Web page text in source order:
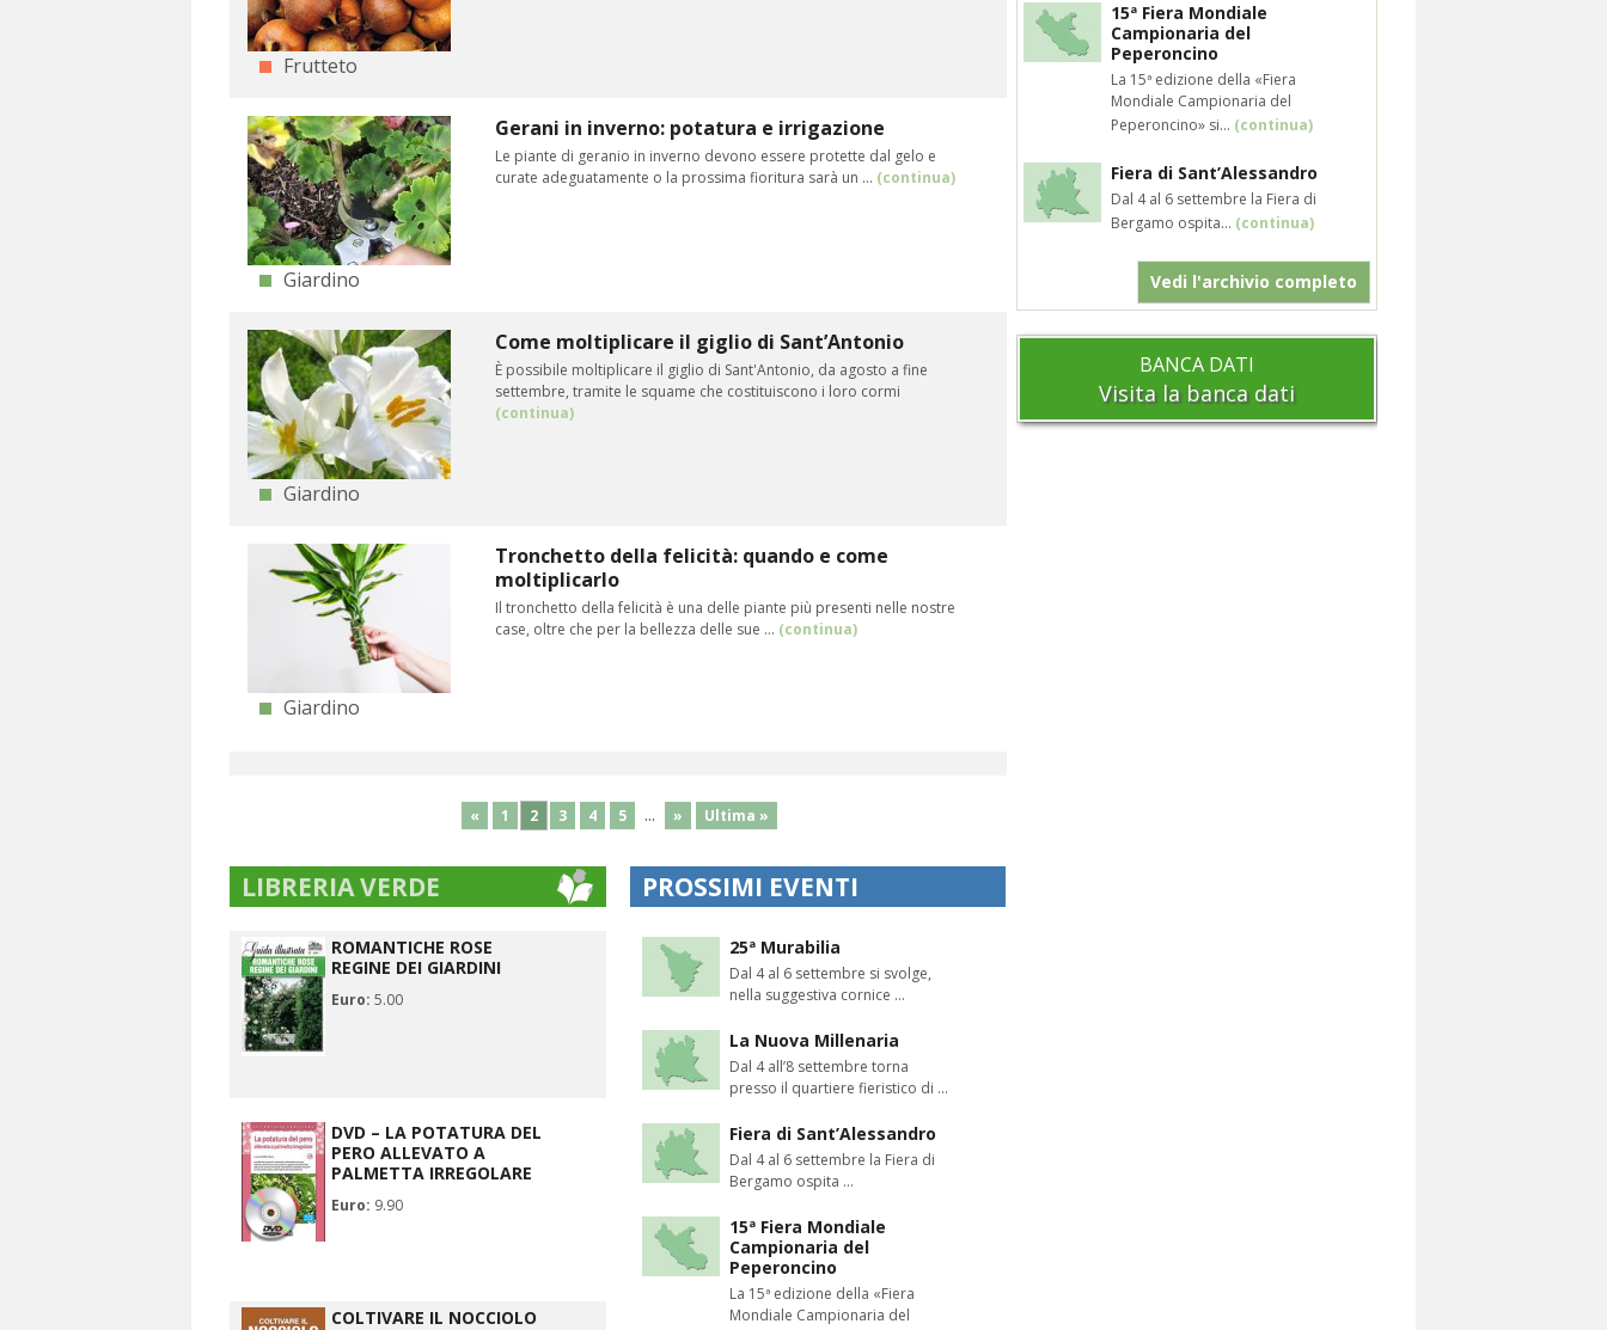
Frutteto
Giardino
Gerani in inverno: potatura e irrigazione
Le piante di geranio in inverno devono essere protette dal gelo e
curate adeguatamente o la prossima fioritura sarà un ... (continua)
Giardino
Come moltiplicare il giglio di Sant’Antonio
È possibile moltiplicare il giglio di Sant'Antonio, da agosto a fine
settembre, tramite le squame che costituiscono i loro cormi
(continua)
Giardino
Tronchetto della felicità: quando e come
moltiplicarlo
Il tronchetto della felicità è una delle piante più presenti nelle nostre
case, oltre che per la bellezza delle sue ... (continua)
« 1 2 3 4 5 ... » Ultima »
LIBRERIA VERDE
ROMANTICHE ROSE
REGINE DEI GIARDINI
Euro: 5.00
DVD – LA POTATURA DEL
PERO ALLEVATO A
PALMETTA IRREGOLARE
Euro: 9.90
COLTIVARE IL NOCCIOLO
PROSSIMI EVENTI
25ª Murabilia
Dal 4 al 6 settembre si svolge,
nella suggestiva cornice ...
La Nuova Millenaria
Dal 4 all’8 settembre torna
presso il quartiere fieristico di ...
Fiera di Sant’Alessandro
Dal 4 al 6 settembre la Fiera di
Bergamo ospita ...
15ª Fiera Mondiale
Campionaria del
Peperoncino
La 15ª edizione della «Fiera
Mondiale Campionaria del
15ª Fiera Mondiale
Campionaria del
Peperoncino
La 15ª edizione della «Fiera
Mondiale Campionaria del
Peperoncino» si... (continua)
Fiera di Sant’Alessandro
Dal 4 al 6 settembre la Fiera di
Bergamo ospita... (continua)
Vedi l'archivio completo
BANCA DATI
Visita la banca dati